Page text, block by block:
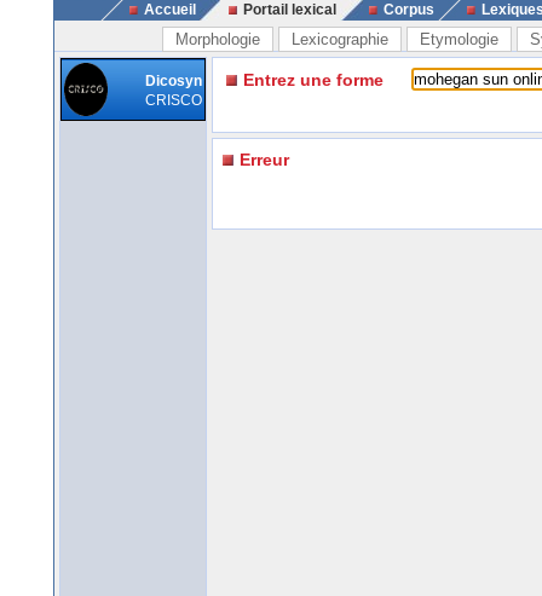
Accueil Portail lexical Corpus
Morphologie Lexicographie Etymologie
Dicosyn
CRISCO
Entrez une forme
Erreur